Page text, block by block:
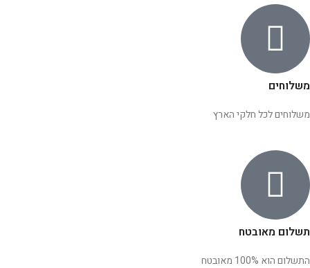
משלוחים
משלוחים לכל חלקי הארץ
תשלום מאובטח
התשלום הוא 100% מאובטח